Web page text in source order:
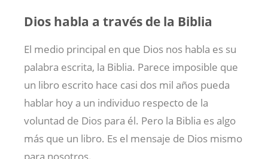
Dios habla a través de la Biblia
El medio principal en que Dios nos habla es su
palabra escrita, la Biblia. Parece imposible que
un libro escrito hace casi dos mil años pueda
hablar hoy a un individuo respecto de la
voluntad de Dios para él. Pero la Biblia es algo
más que un libro. Es el mensaje de Dios mismo